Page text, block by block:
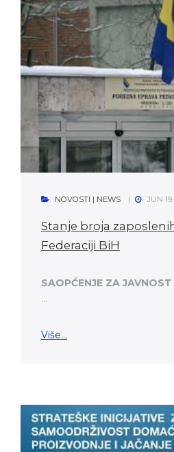
NOVOSTI | NEWS JUN
Stanje broja
Federaciji BiH
SAOPĆENJE ZA JAVNOST
...
Više...